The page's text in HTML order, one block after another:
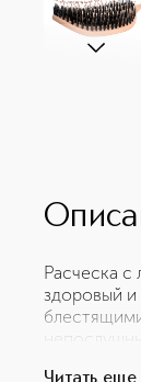
Расческа
здоровый и